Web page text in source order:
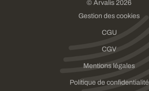
© Arvalis 2026
Gestion des cookies
CGU
CGV
Mentions légales
Politique de confidentialité